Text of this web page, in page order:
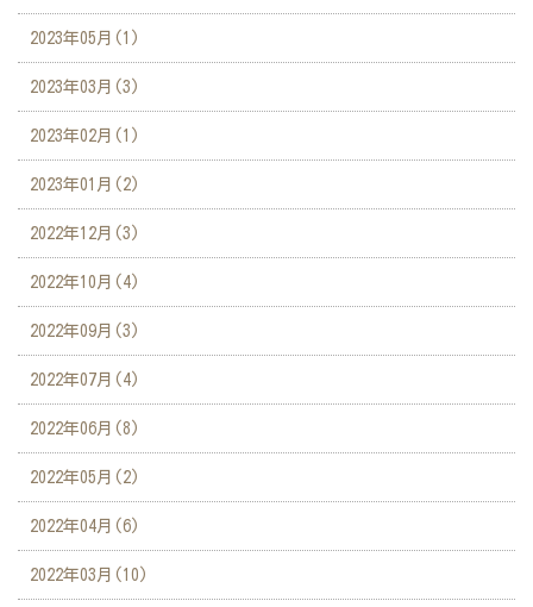
2023年05月(1)
2023年03月(3)
2023年02月(1)
2023年01月(2)
2022年12月(3)
2022年10月(4)
2022年09月(3)
2022年07月(4)
2022年06月(8)
2022年05月(2)
2022年04月(6)
2022年03月(10)